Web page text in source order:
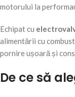
motorului la
Echipat cu
alimentării cu
pornire ușoară și
De ce să